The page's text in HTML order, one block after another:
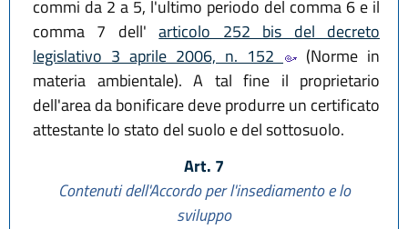
commi da 2 a 5, l'ultimo periodo del comma 6 e il
comma 7 dell'articolo 252 bis del decreto
legislativo 3 aprile 2006, n. 152
(Norme in
materia ambientale). A tal fine il proprietario
dell'area da bonificare deve produrre un certificato
attestante lo stato del suolo e del sottosuolo.
Art. 7
Contenuti dell'Accordo per l'insediamento e lo
sviluppo